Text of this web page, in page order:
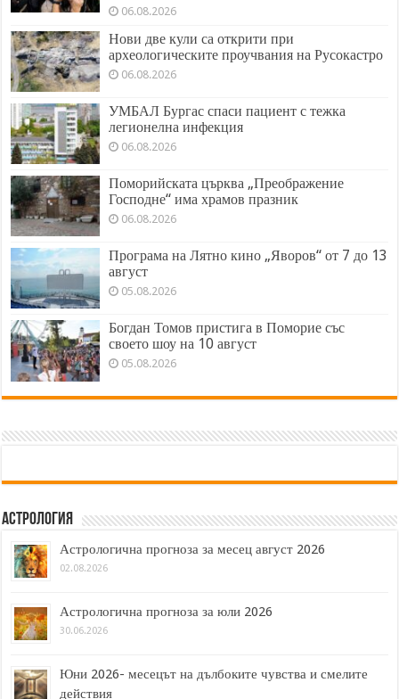
06.08.2026
Нови две кули са открити при
археологическите проучвания на Русокастро
06.08.2026
УМБАЛ Бургас спаси пациент с тежка
легионелна инфекция
06.08.2026
Поморийската църква „Преображение
Господне“ има храмов празник
06.08.2026
Програма на Лятно кино „Яворов“ от 7 до 13
август
05.08.2026
Богдан Томов пристига в Поморие със
своето шоу на 10 август
05.08.2026
Астрология
Астрологична прогноза за месец август 2026
02.08.2026
Астрологична прогноза за юли 2026
30.06.2026
Юни 2026- месецът на дълбоките чувства и смелите
действия